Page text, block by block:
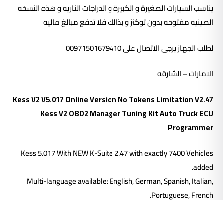
يناسب السيارات الصغيرة و الكبيرة و الدراجات الناريه و هذه النسخه
الصينيه مفتوحه بدون توكنز و بذالك فلا تدفع مبالغ ماليه
لطلب الجهاز يرجى الاتصال على 00971501679410
الامارات – الشارقه
Kess V2 V5.017 Online Version No Tokens Limitation V2.47
Kess V2 OBD2 Manager Tuning Kit Auto Truck ECU
Programmer
Kess 5.017 With NEW K-Suite 2.47 with exactly 7400 Vehicles
added.
Multi-language available: English, German, Spanish, Italian,
Portuguese, French.